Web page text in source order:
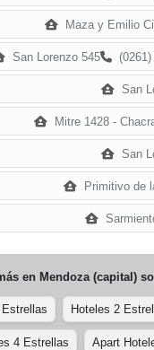
Maza y Emilio
San Lorenzo 545
San
Mitre 1428 -
San
Primitivo de
en Mendoza (capital)
Hoteles 2
4 Estrellas Apart